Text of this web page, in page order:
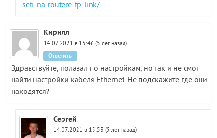
seti-na-routere-tp-link/
Кирилл
14.07.2021 в 15:46 (5 лет назад)
Здравствуйте, полазал по настройкам, но так и не смог
найти настройки кабеля Ethernet. Не подскажите где они
находятся?
Ответить
Сергей
14.07.2021 в 15:53 (5 лет назад)